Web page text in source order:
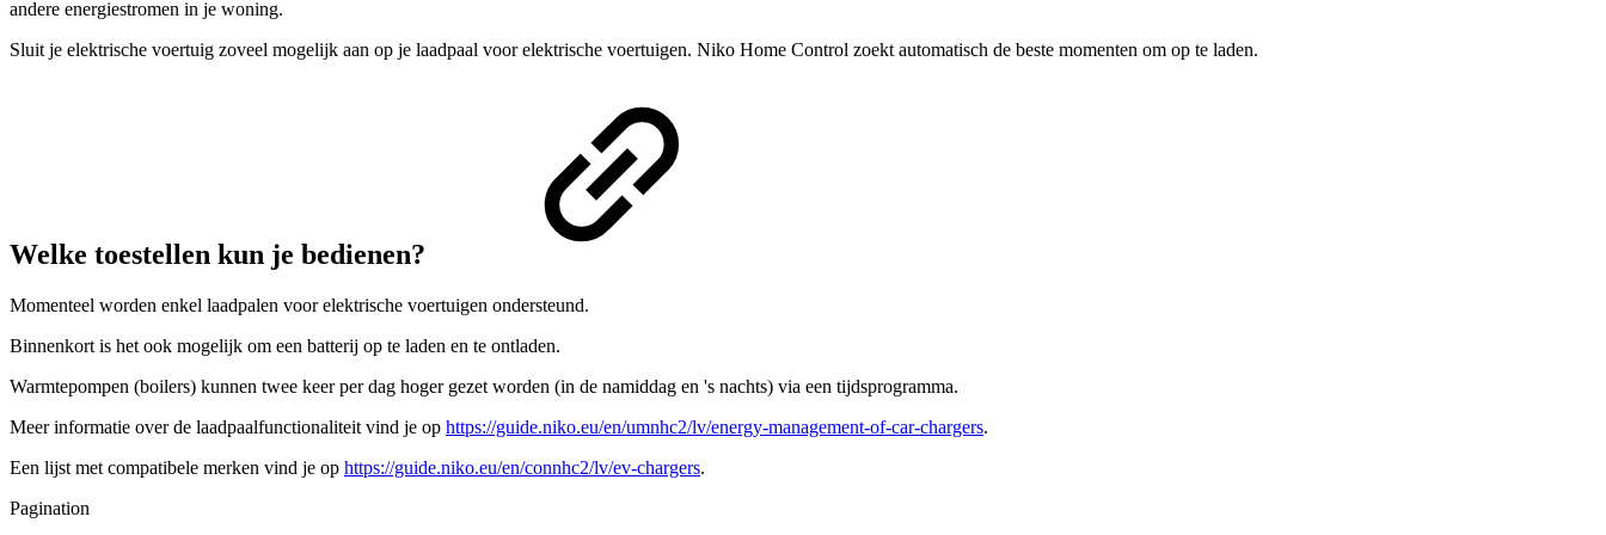
andere energiestromen in je woning.
Sluit je elektrische voertuig zoveel mogelijk aan op je laadpaal voor elektrische voertuigen. Niko Home Control zoekt automatisch de beste momenten om op te laden.
Welke toestellen kun je bedienen?
Momenteel worden enkel laadpalen voor elektrische voertuigen ondersteund.
Binnenkort is het ook mogelijk om een batterij op te laden en te ontladen.
Warmtepompen (boilers) kunnen twee keer per dag hoger gezet worden (in de namiddag en 's nachts) via een tijdsprogramma.
Meer informatie over de laadpaalfunctionaliteit vind je op https://guide.niko.eu/en/umnhc2/lv/energy-management-of-car-chargers.
Een lijst met compatibele merken vind je op https://guide.niko.eu/en/connhc2/lv/ev-chargers.
Pagination